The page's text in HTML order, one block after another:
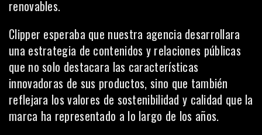
renovables.
Clipper esperaba que nuestra agencia desarrollara
una estrategia de contenidos y relaciones públicas
que no solo destacara las características
innovadoras de sus productos, sino que también
reflejara los valores de sostenibilidad y calidad que la
marca ha representado a lo largo de los años.